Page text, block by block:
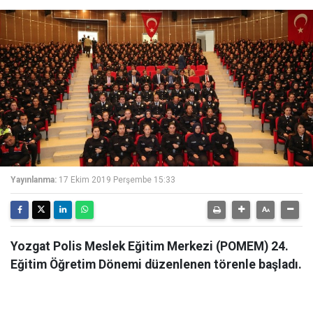
Yayınlanma: 17 Ekim 2019 Perşembe 15:33
Yozgat Polis Meslek Eğitim Merkezi (POMEM) 24.
Eğitim Öğretim Dönemi düzenlenen törenle başladı.